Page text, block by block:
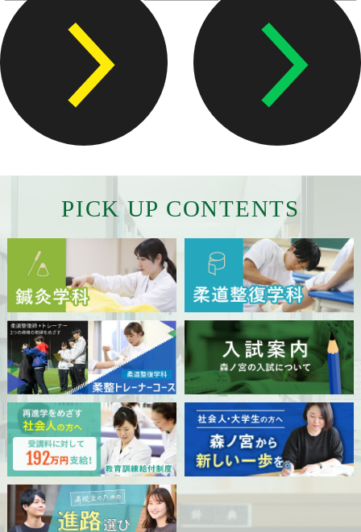
その他の情報
在校生ページ
卒業生の方へ
採用ご担当者様へ
サイトポリシー プライバシーポリシー
PICK UP CONTENTS